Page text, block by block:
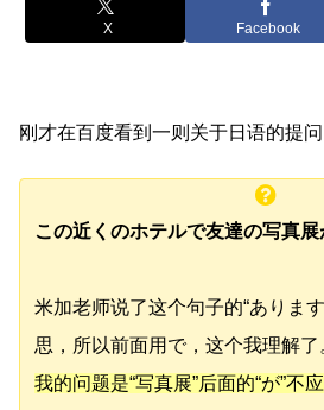
X Facebook
刚才在百度看到一则关于日语的提
この近くのホテルで友達の写真展
米加老师说了这个句子的“ありま
思，所以前面用で，这个我理解了
我的问题是“写真展”后面的“が”不